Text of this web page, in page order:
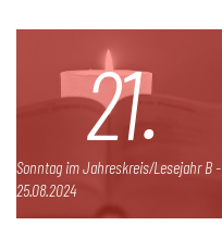
21.
Sonntag im Jahreskreis/Lesejahr B -
25.08.2024